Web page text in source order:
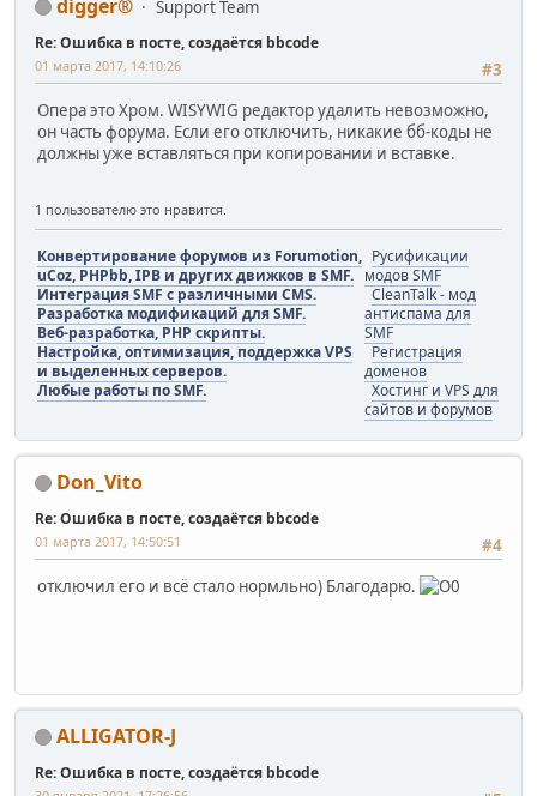
digger® Support Team
Re: Ошибка в посте, создаётся bbcode
#3
01 марта 2017, 14:10:26
Опера это Хром. WISYWIG редактор удалить невозможно,
он часть форума. Если его отключить, никакие бб-коды не
должны уже вставляться при копировании и вставке.
1 пользователю это нравится.
Конвертирование форумов из Forumotion,
uCoz, PHPbb, IPB и других движков в SMF.
Интеграция SMF с различными CMS.
Разработка модификаций для SMF.
Веб-разработка, PHP скрипты.
Настройка, оптимизация, поддержка VPS
и выделенных серверов.
Любые работы по SMF.
Русификации
модов SMF
CleanTalk - мод
антиспама для
SMF
Регистрация
доменов
Хостинг и VPS для
сайтов и форумов
Don_Vito
Re: Ошибка в посте, создаётся bbcode
#4
01 марта 2017, 14:50:51
отключил его и всё стало нормльно) Благодарю.
ALLIGATOR-J
Re: Ошибка в посте, создаётся bbcode